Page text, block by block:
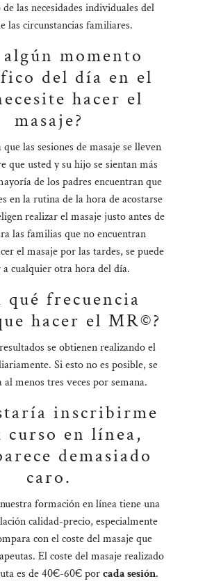
las necesidades individuales del
las circunstancias familiares.
algún momento
del día en el
hacer el
masaje?
las sesiones de masaje se lleven
que usted y su hijo se sientan más
de los padres encuentran que
en la rutina de la hora de acostarse
realizar el masaje justo antes de
las familias que no encuentran
el masaje por las tardes, se puede
a cualquier otra hora del día.
qué frecuencia
hacer el MR©?
se obtienen realizando el
Si esto no es posible, se
al menos tres veces por semana.
inscribirme
curso en línea,
demasiado
caro.
formación en línea tiene una
calidad-precio, especialmente
con el coste del masaje que
El coste del masaje realizado
es de 40€-60€ porcada sesión.